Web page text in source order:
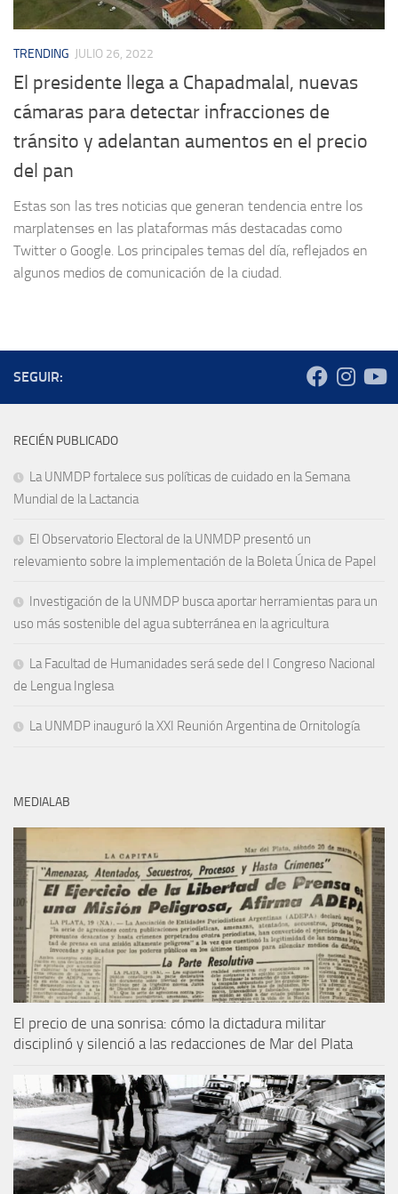
TRENDING JULIO 26, 2022
El presidente llega a Chapadmalal, nuevas
cámaras para detectar infracciones de
tránsito y adelantan aumentos en el precio
del pan
Estas son las tres noticias que generan tendencia entre los
marplatenses en las plataformas más destacadas como
Twitter o Google. Los principales temas del día, reflejados en
algunos medios de comunicación de la ciudad.
SEGUIR:
RECIÉN PUBLICADO
La UNMDP fortalece sus políticas de cuidado en la Semana
Mundial de la Lactancia
El Observatorio Electoral de la UNMDP presentó un
relevamiento sobre la implementación de la Boleta Única de Papel
Investigación de la UNMDP busca aportar herramientas para un
uso más sostenible del agua subterránea en la agricultura
La Facultad de Humanidades será sede del I Congreso Nacional
de Lengua Inglesa
La UNMDP inauguró la XXI Reunión Argentina de Ornitología
MEDIALAB
El precio de una sonrisa: cómo la dictadura militar
disciplinó y silenció a las redacciones de Mar del Plata